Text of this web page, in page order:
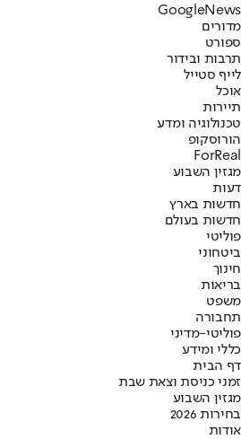
Googl eNews
מדורים
ספורט
תרבות ובידור
לייף סטייל
אוכל
תיירות
טכנולוגיה ומדע
הורוסקופ
ForReal
מגזין השבוע
דעות
חדשות בארץ
חדשות בעולם
פוליטי
ביטחוני
חינוך
בריאות
משפט
תחבורה
פוליטי-מדיני
כללי ומידע
דף הבית
זמני כניסת וצאת שבת
מגזין השבוע
בחירות 2026
אודות